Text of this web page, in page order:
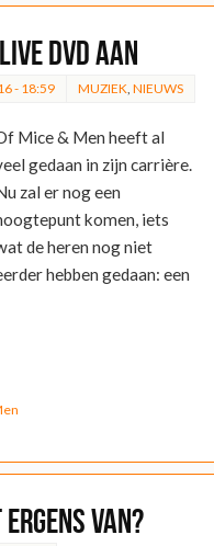
DVD aan
- 18:59 MUZIEK NIEUWS
Mice & Men heeft al
gedaan in zijn carrière.
zal er nog een
komen, iets
de heren nog niet
hebben gedaan: een
van?